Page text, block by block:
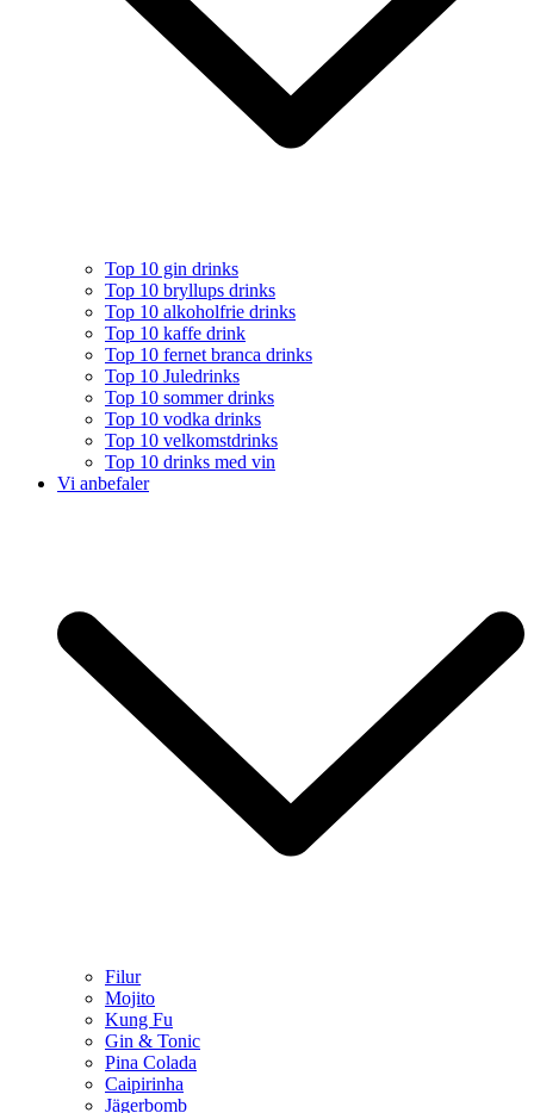
Top 10 gin drinks
Top 10 bryllups drinks
Top 10 alkoholfrie drinks
Top 10 kaffe drink
Top 10 fernet branca drinks
Top 10 Juledrinks
Top 10 sommer drinks
Top 10 vodka drinks
Top 10 velkomstdrinks
Top 10 drinks med vin
Vi anbefaler
Filur
Mojito
Kung Fu
Gin & Tonic
Pina Colada
Caipirinha
Jägerbomb